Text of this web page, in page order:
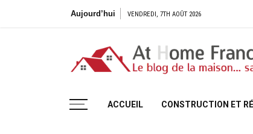
Aujourd’hui VENDREDI, 7TH AOÛT 2026
ACCUEIL CONSTRUCTION ET